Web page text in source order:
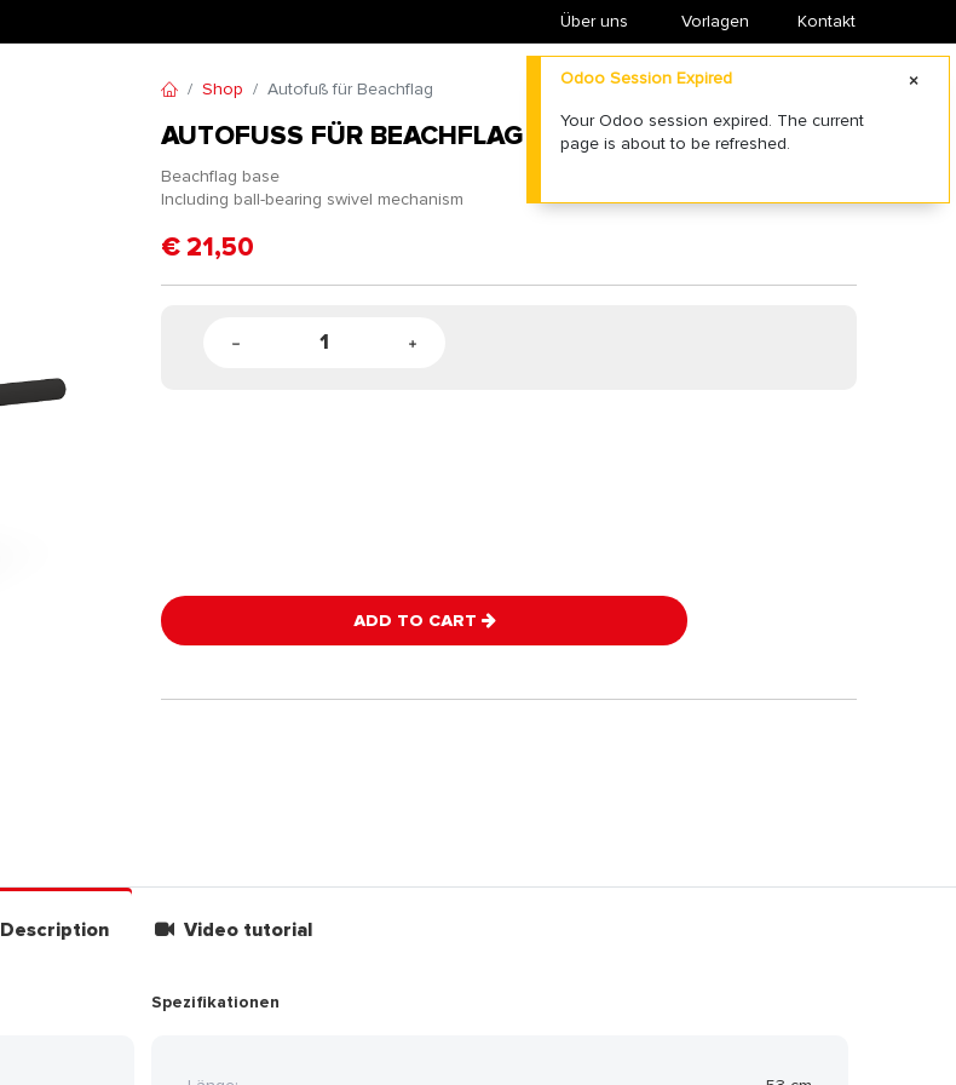
Über uns ​Vorlagen Kontakt
Shop Autofuß für Beachflag
AUTOFUSS FÜR BEACHFLAG
Beachflag base
Including ball-bearing swivel mechanism
€ 21,50
ADD TO CART
Description Video tutorial
Spezifikationen
Odoo Session Expired
Your Odoo session expired. The current
page is about to be refreshed.